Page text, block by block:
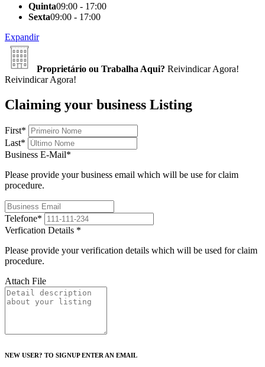
Quinta09:00 - 17:00
Sexta09:00 - 17:00
Expandir
Proprietário ou Trabalha Aqui? Reivindicar Agora!
Reivindicar Agora!
Claiming your business Listing
First*
Last*
Business E-Mail*
Please provide your business email which will be use for claim
procedure.
Telefone*
Verfication Details *
Please provide your verification details which will be used for claim
procedure.
Attach File
NEW USER? TO SIGNUP ENTER AN EMAIL